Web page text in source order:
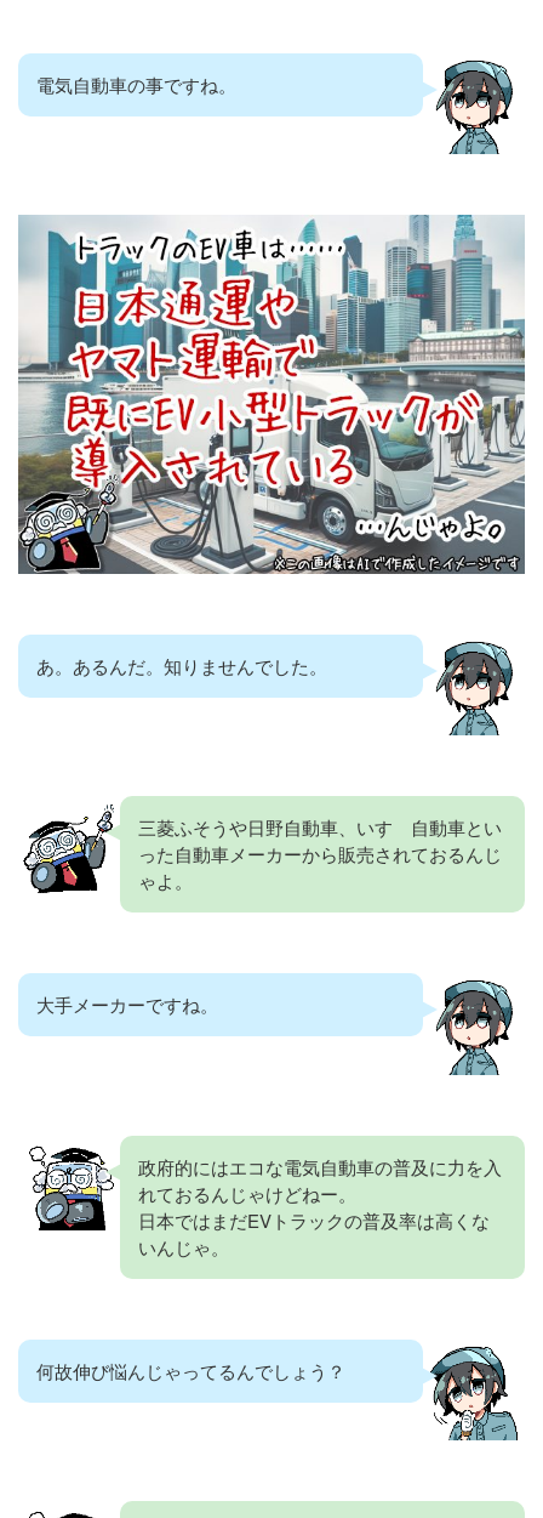
電気自動車の事ですね。
あ。あるんだ。知りませんでした。
三菱ふそうや日野自動車、いすゞ自動車とい
った自動車メーカーから販売されておるんじ
ゃよ。
大手メーカーですね。
政府的にはエコな電気自動車の普及に力を入
れておるんじゃけどねー。
日本ではまだEVトラックの普及率は高くな
いんじゃ。
何故伸び悩んじゃってるんでしょう？